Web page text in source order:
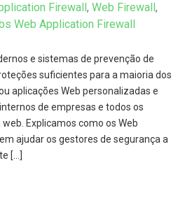
Firewall , Web Firewall ,
Web Application Firewall
e sistemas de prevenção de
suficientes para a maioria dos
aplicações Web personalizadas e
de empresas e todos os
Explicamos como os Web
ajudar os gestores de segurança a
[…]